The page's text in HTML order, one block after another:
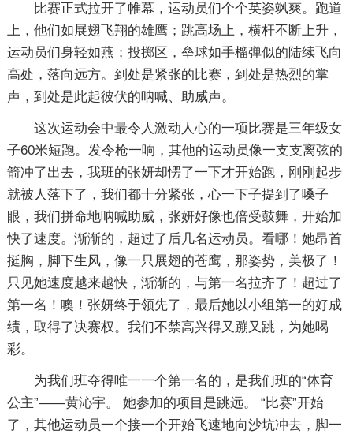
比赛正式拉开了帷幕，运动员们个个英姿飒爽。跑道
上，他们如展翅飞翔的雄鹰；跳高场上，横杆不断上升，
运动员们身轻如燕；投掷区，垒球如手榴弹似的陆续飞向
高处，落向远方。到处是紧张的比赛，到处是热烈的掌
声，到处是此起彼伏的呐喊、助威声。
这次运动会中最令人激动人心的一项比赛是三年级女
子60米短跑。发令枪一响，其他的运动员像一支支离弦的
箭冲了出去，我班的张妍却愣了一下才开始跑，刚刚起步
就被人落下了，我们都十分紧张，心一下子提到了嗓子
眼，我们拼命地呐喊助威，张妍好像也倍受鼓舞，开始加
快了速度。渐渐的，超过了后几名运动员。看哪！她昂首
挺胸，脚下生风，像一只展翅的苍鹰，那姿势，美极了！
只见她速度越来越快，渐渐的，与第一名拉齐了！超过了
第一名！噢！张妍终于领先了，最后她以小组第一的好成
绩，取得了决赛权。我们不禁高兴得又蹦又跳，为她喝
彩。
为我们班夺得唯一一个第一名的，是我们班的“体育
公主”——黄沁宇。 她参加的项目是跳远。 “比赛”开始
了，其他运动员一个接一个开始飞速地向沙坑冲去，脚一